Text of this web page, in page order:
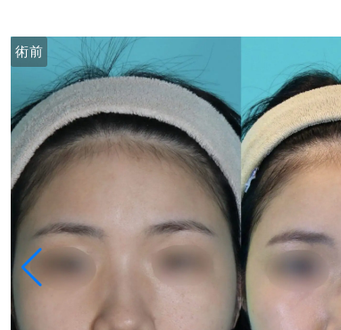
はありませんのでご注意下さい。 カウンセリン
いただいた上でその方一人一人の状態をふまえて
案します。
術前